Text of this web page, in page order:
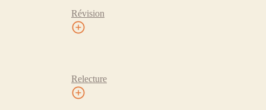
Révision
Relecture